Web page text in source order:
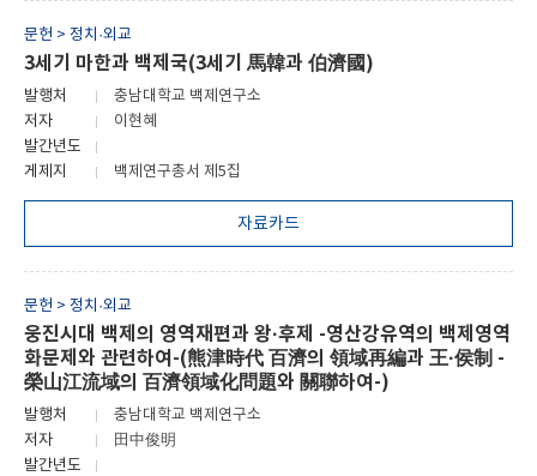
문헌 > 정치·외교
3세기 마한과 백제국(3세기 馬韓과 伯濟國)
발행처
충남대학교 백제연구소
저자
이현혜
발간년도
게제지
백제연구총서 제5집
자료카드
문헌 > 정치·외교
웅진시대 백제의 영역재편과 왕·후제 -영산강유역의 백제영역
화문제와 관련하여-(熊津時代 百濟의 領域再編과 王·侯制 -
榮山江流域의 百濟領域化問題와 關聯하여-)
발행처
충남대학교 백제연구소
저자
田中俊明
발간년도